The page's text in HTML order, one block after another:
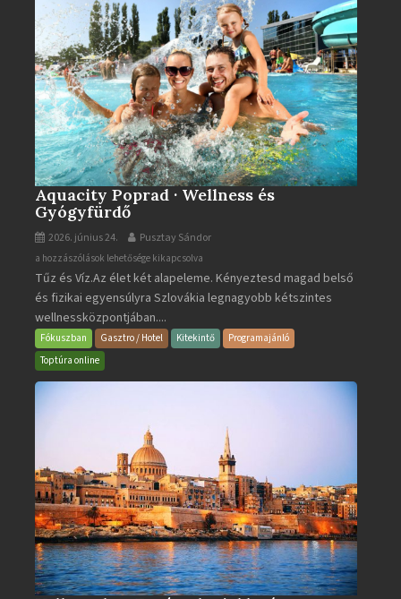
Aquacity Poprad · Wellness és
Gyógyfürdő
2026. június 24. Pusztay Sándor
Aquacity
Poprad
·
Wellness
és
Gyógyfürdő
a hozzászólások lehetősége kikapcsolva
Tűz és Víz.Az élet két alapeleme. Kényeztesd magad belső
és fizikai egyensúlyra Szlovákia legnagyobb kétszintes
wellnessközpontjában....
Fókuszban Gasztro / Hotel Kitekintő
Programajánló
Toptúra online